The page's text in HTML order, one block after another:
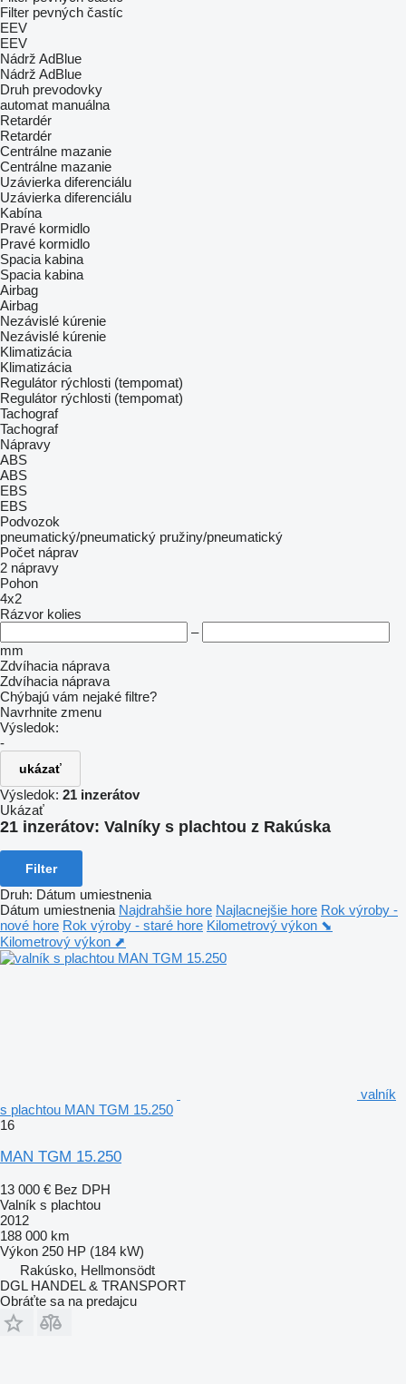
Filter pevných častíc
EEV
EEV
Nádrž AdBlue
Nádrž AdBlue
Druh prevodovky
automat manuálna
Retardér
Retardér
Centrálne mazanie
Centrálne mazanie
Uzávierka diferenciálu
Uzávierka diferenciálu
Kabína
Pravé kormidlo
Pravé kormidlo
Spacia kabina
Spacia kabina
Airbag
Airbag
Nezávislé kúrenie
Nezávislé kúrenie
Klimatizácia
Klimatizácia
Regulátor rýchlosti (tempomat)
Regulátor rýchlosti (tempomat)
Tachograf
Tachograf
Nápravy
ABS
ABS
EBS
EBS
Podvozok
pneumatický/pneumatický pružiny/pneumatický
Počet náprav
2 nápravy
Pohon
4x2
Rázvor kolies
–
mm
Zdvíhacia náprava
Zdvíhacia náprava
Chýbajú vám nejaké filtre?
Navrhnite zmenu
Výsledok:
-
ukázať
Výsledok: 21 inzerátov
Ukázať
21 inzerátov: Valníky s plachtou z Rakúska
Filter
Druh: Dátum umiestnenia
Dátum umiestnenia Najdrahšie hore Najlacnejšie hore Rok výroby -
nové hore Rok výroby - staré hore Kilometrový výkon ⬊
Kilometrový výkon ⬈
valník
s plachtou MAN TGM 15.250
16
MAN TGM 15.250
13 000 € Bez DPH
Valník s plachtou
2012
188 000 km
Výkon 250 HP (184 kW)
Rakúsko, Hellmonsödt
DGL HANDEL & TRANSPORT
Obráťte sa na predajcu